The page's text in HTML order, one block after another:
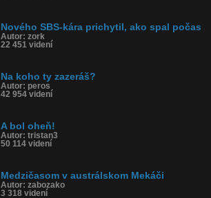
Nového SBS-kára prichytil, ako spal počas
Autor: zork
22 451 videní
Na koho ty zazeráš?
Autor: peros
42 954 videní
A bol oheň!
Autor: tristan3
50 114 videní
Medzičasom v austrálskom Mekáči
Autor: zabozako
3 318 videní